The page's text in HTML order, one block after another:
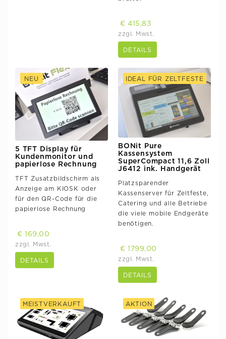
€ 415,83
zzgl. Mwst.
DETAILS
NEU
5 TFT Display für
Kundenmonitor und
papierlose Rechnung
TFT Zusatzbildschirm als
Anzeige am KIOSK oder
für den QR-Code für die
papierlose Rechnung
€ 169,00
zzgl. Mwst.
DETAILS
IDEAL FÜR ZELTFESTE
BONit Pure
Kassensystem
SuperCompact 11,6 Zoll
J6412 ink. Handgerät
Platzsparender
Kassenserver für Zeltfeste,
Catering und alle Betriebe
die viele mobile Endgeräte
benötigen.
€ 1799,00
zzgl. Mwst.
DETAILS
MEISTVERKAUFT AKTION